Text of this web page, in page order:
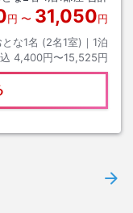
円 〜 31,050円
とな1名 (2名1室)｜ 1泊
4,400円〜15,525円